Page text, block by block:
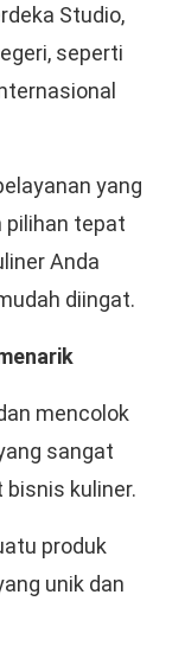
Studio,
seperti
yang
pilihan tepat
Anda
diingat.
mencolok
sangat
kuliner.
produk
unik dan